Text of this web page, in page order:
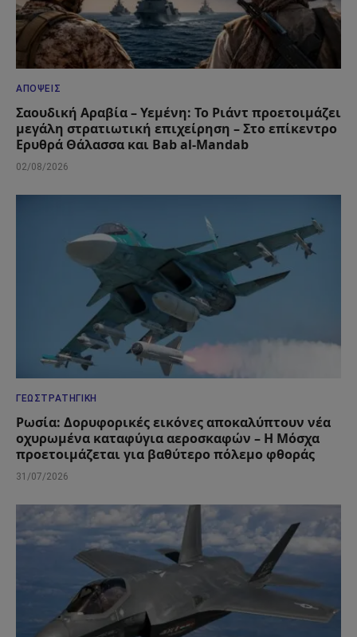
ΑΠΌΨΕΙΣ
Σαουδική Αραβία – Υεμένη: Το Ριάντ προετοιμάζει
μεγάλη στρατιωτική επιχείρηση – Στο επίκεντρο
Ερυθρά Θάλασσα και Bab al-Mandab
02/08/2026
ΓΕΩΣΤΡΑΤΗΓΙΚΉ
Ρωσία: Δορυφορικές εικόνες αποκαλύπτουν νέα
οχυρωμένα καταφύγια αεροσκαφών – Η Μόσχα
προετοιμάζεται για βαθύτερο πόλεμο φθοράς
31/07/2026